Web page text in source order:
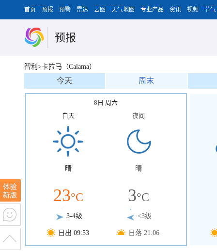
首页 预报 预警 雷达 云图 天气地图 专业产品 资讯 视频 节气
预报
智利>卡拉马（Calama）
今天 周末
8日 周六
白天
晴
23°C
3-4级
日出 09:53
夜间
晴
3°C
<3级
日落 21:06